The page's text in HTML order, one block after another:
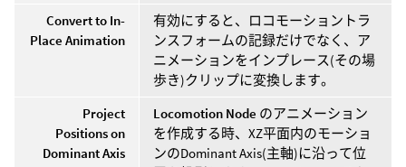
Convert to In-
Place Animation
有効にすると、ロコモーショントラ
ンスフォームの記録だけでなく、ア
ニメーションをインプレース(その場
歩き)クリップに変換します。
Project
Positions on
Dominant Axis
Locomotion Node のアニメーション
を作成する時、XZ平面内のモーショ
ンのDominant Axis(主軸)に沿って位